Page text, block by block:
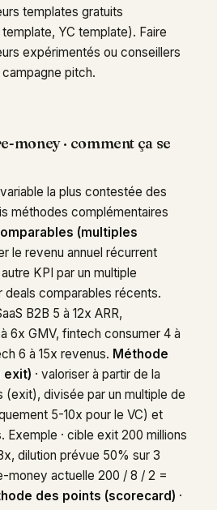
templates gratuits
YC template). Faire
expérimentés ou conseillers
pitch.
money · comment ça se
la plus contestée des
méthodes complémentaires
(multiples
le revenu annuel récurrent
KPI par un multiple
comparables récents.
B2B 5 à 12x ARR,
6x GMV, fintech consumer 4 à
6 à 15x revenus. Méthode
exit) · valoriser à partir de la
(exit), divisée par un multiple de
5-10x pour le VC) et
Exemple · cible exit 200 millions
dilution prévue 50% sur 3
money actuelle 200 / 8 / 2 =
des points (scorecard) ·